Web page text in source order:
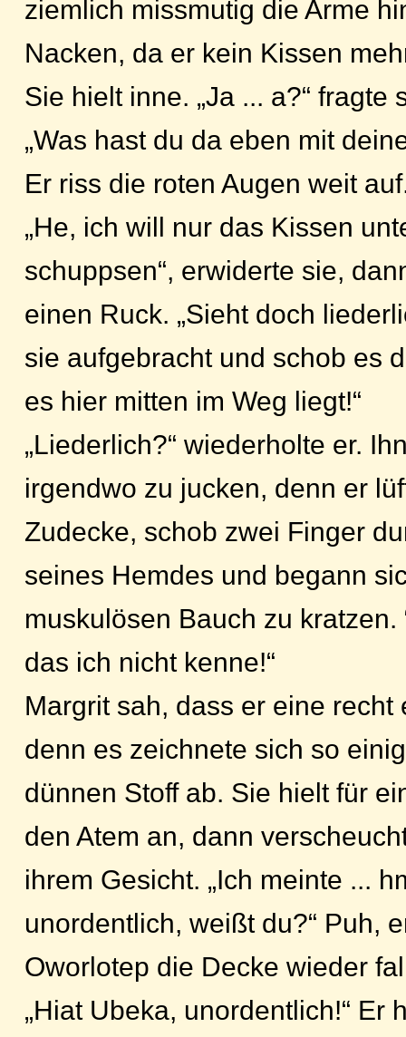
ziemlich missmutig die Arme
Nacken, da er kein Kissen
Sie hielt inne. „Ja ... a?“ fragte
„Was hast du da eben mit
Er riss die roten Augen weit
„He, ich will nur das Kissen
schuppsen“, erwiderte sie,
einen Ruck. „Sieht doch
sie aufgebracht und schob es
es hier mitten im Weg liegt!“
„Liederlich?“ wiederholte er.
irgendwo zu jucken, denn er
Zudecke, schob zwei Finger
seines Hemdes und begann
muskulösen Bauch zu kratzen.
das ich nicht kenne!“
Margrit sah, dass er eine recht
denn es zeichnete sich so
dünnen Stoff ab. Sie hielt für
den Atem an, dann
ihrem Gesicht. „Ich meinte ...
unordentlich, weißt du?“ Puh,
Oworlotep die Decke wieder
„Hiat Ubeka, unordentlich!“ Er